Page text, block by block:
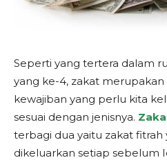
Seperti yang tertera dalam
yang ke-4, zakat merupakan
kewajiban yang perlu kita
sesuai dengan jenisnya.
terbagi dua yaitu zakat fitrah
dikeluarkan setiap sebelum